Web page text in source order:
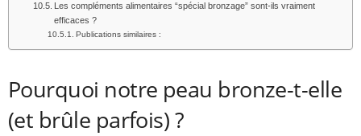
Les compléments alimentaires “spécial bronzage” sont-ils vraiment
efficaces ?
Publications similaires :
Pourquoi notre peau bronze-t-elle
(et brûle parfois) ?